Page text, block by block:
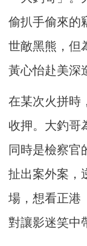
偷扒手偷來的
世敵黑熊，但
黃心怡赴美深
在某次火拼時
收押。大釣哥
同時是檢察官
扯出案外案，
場，想看正港
對讓影迷笑中